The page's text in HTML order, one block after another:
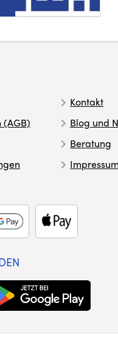
Kontakt
Blog und
Beratung